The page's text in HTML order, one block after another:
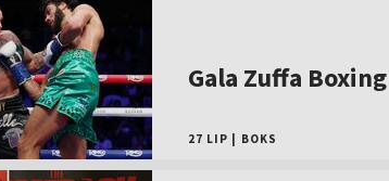
Gala Zuffa
27 LIP BOKS